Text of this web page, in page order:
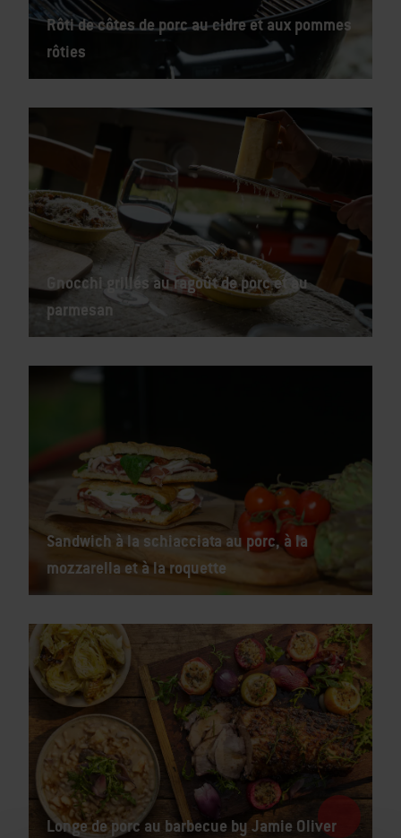
Rôti de côtes de porc au cidre et aux pommes
rôties
Gnocchi grillés au ragoût de porc et au
parmesan
Sandwich à la schiacciata au porc, à la
mozzarella et à la roquette
Longe de porc au barbecue by Jamie Oliver